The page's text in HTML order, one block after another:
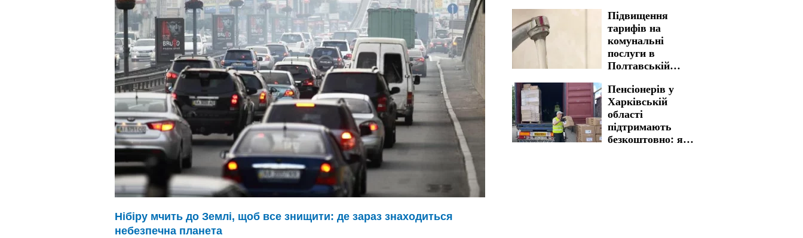
Нібіру мчить до Землі, щоб все знищити: де зараз знаходиться
небезпечна планета
подорожчали
Підвищення
тарифів на
комунальні
послуги в
Полтавській
вартістю
мешканці
стикнуться у
платіжках
Пенсіонерів у
Харківській
області
підтримають
безкоштовно: яку